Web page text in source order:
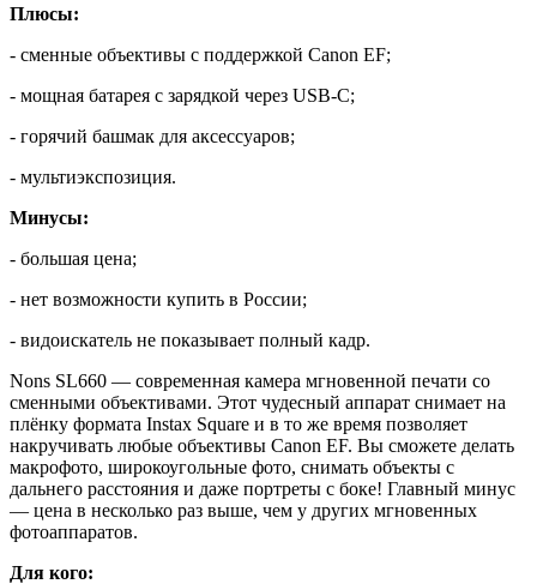
Плюсы:
- сменные объективы с поддержкой Canon EF;
- мощная батарея с зарядкой через USB-C;
- горячий башмак для аксессуаров;
- мультиэкспозиция.
Минусы:
- большая цена;
- нет возможности купить в России;
- видоискатель не показывает полный кадр.
Nons SL660 — современная камера мгновенной печати со
сменными объективами. Этот чудесный аппарат снимает на
плёнку формата Instax Square и в то же время позволяет
накручивать любые объективы Canon EF. Вы сможете делать
макрофото, широкоугольные фото, снимать объекты с
дальнего расстояния и даже портреты с боке! Главный минус
— цена в несколько раз выше, чем у других мгновенных
фотоаппаратов.
Для кого: